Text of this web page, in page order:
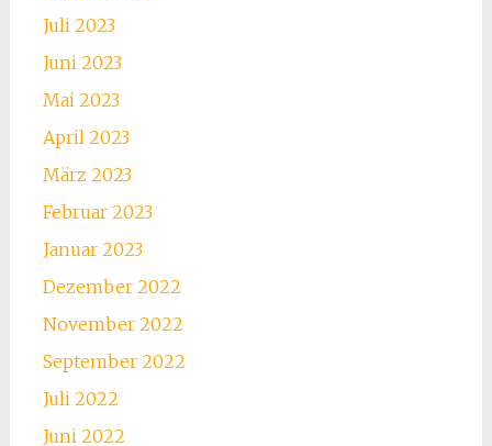
Juli 2023
Juni 2023
Mai 2023
April 2023
März 2023
Februar 2023
Januar 2023
Dezember 2022
November 2022
September 2022
Juli 2022
Juni 2022